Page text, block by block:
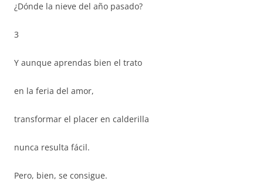
¿Dónde la nieve del año pasado?
3
Y aunque aprendas bien el trato
en la feria del amor,
transformar el placer en calderilla
nunca resulta fácil.
Pero, bien, se consigue.